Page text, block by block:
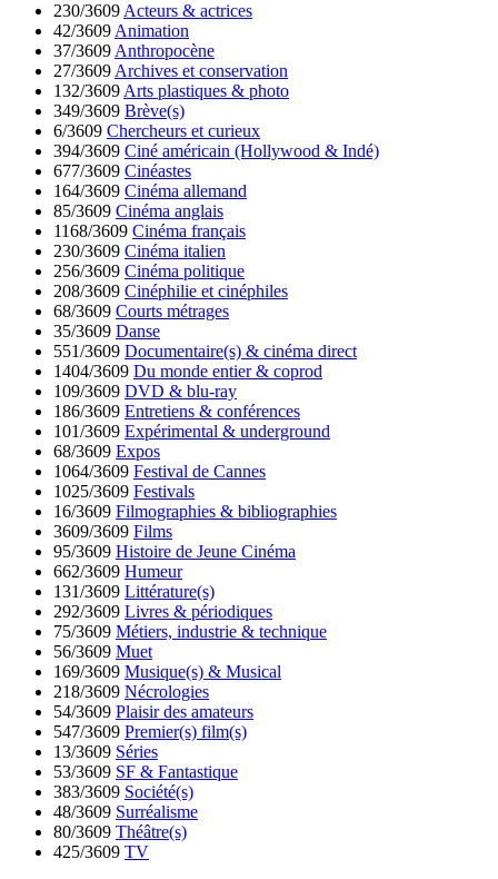
230/3609 Acteurs & actrices
42/3609 Animation
37/3609 Anthropocène
27/3609 Archives et conservation
132/3609 Arts plastiques & photo
349/3609 Brève(s)
6/3609 Chercheurs et curieux
394/3609 Ciné américain (Hollywood & Indé)
677/3609 Cinéastes
164/3609 Cinéma allemand
85/3609 Cinéma anglais
1168/3609 Cinéma français
230/3609 Cinéma italien
256/3609 Cinéma politique
208/3609 Cinéphilie et cinéphiles
68/3609 Courts métrages
35/3609 Danse
551/3609 Documentaire(s) & cinéma direct
1404/3609 Du monde entier & coprod
109/3609 DVD & blu-ray
186/3609 Entretiens & conférences
101/3609 Expérimental & underground
68/3609 Expos
1064/3609 Festival de Cannes
1025/3609 Festivals
16/3609 Filmographies & bibliographies
3609/3609 Films
95/3609 Histoire de Jeune Cinéma
662/3609 Humeur
131/3609 Littérature(s)
292/3609 Livres & périodiques
75/3609 Métiers, industrie & technique
56/3609 Muet
169/3609 Musique(s) & Musical
218/3609 Nécrologies
54/3609 Plaisir des amateurs
547/3609 Premier(s) film(s)
13/3609 Séries
53/3609 SF & Fantastique
383/3609 Société(s)
48/3609 Surréalisme
80/3609 Théâtre(s)
425/3609 TV